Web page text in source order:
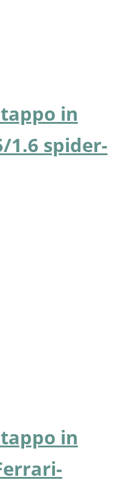
in
1.6 spider-
in